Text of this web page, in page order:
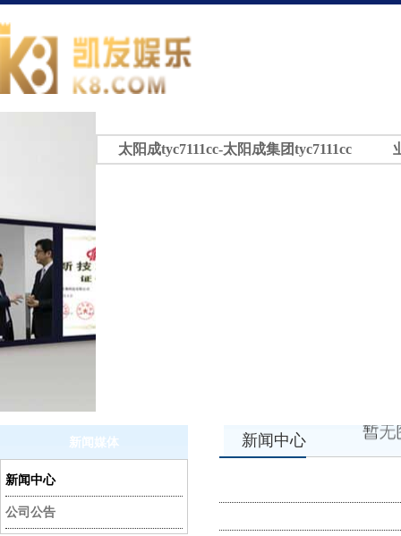
太阳成tyc7111cc-太阳成集团tyc7111cc
新闻媒体
新闻中心
公司公告
新闻中心